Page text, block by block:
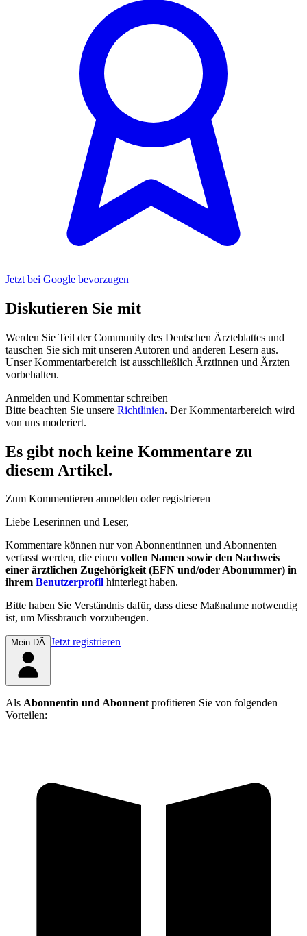
Jetzt bei Google bevorzugen
Diskutieren Sie mit
Werden Sie Teil der Community des Deutschen Ärzteblattes und
tauschen Sie sich mit unseren Autoren und anderen Lesern aus.
Unser Kommentarbereich ist ausschließlich Ärztinnen und Ärzten
vorbehalten.
Anmelden und Kommentar schreiben
Bitte beachten Sie unsere Richtlinien. Der Kommentarbereich wird
von uns moderiert.
Es gibt noch keine Kommentare zu
diesem Artikel.
Zum Kommentieren anmelden oder registrieren
Liebe Leserinnen und Leser,
Kommentare können nur von Abonnentinnen und Abonnenten
verfasst werden, die einen vollen Namen sowie den Nachweis
einer ärztlichen Zugehörigkeit (EFN und/oder Abonummer) in
ihrem Benutzerprofil hinterlegt haben.
Bitte haben Sie Verständnis dafür, dass diese Maßnahme notwendig
ist, um Missbrauch vorzubeugen.
Mein DÄ Jetzt registrieren
Als Abonnentin und Abonnentprofitieren Sie von folgenden
Vorteilen: